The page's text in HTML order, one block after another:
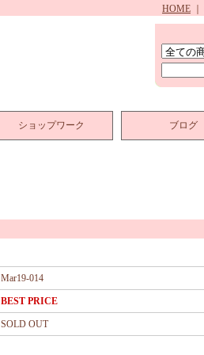
HOME
ショップワーク ブログ
Mar19-014
BEST PRICE
SOLD OUT